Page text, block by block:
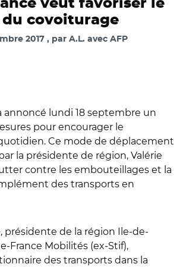
veut favoriser le
covoiturage
2017 par A.L. avec AFP
annoncé lundi 18 septembre un
pour encourager le
Ce mode de déplacement
la présidente de région, Valérie
contre les embouteillages et la
des transports en
présidente de la région Ile-de-
France Mobilités (ex-Stif),
des transports dans la